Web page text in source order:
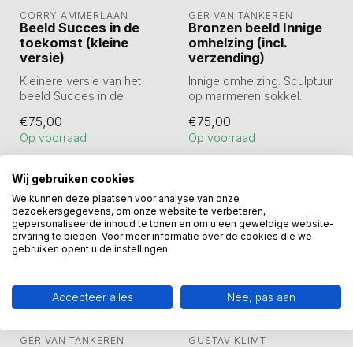
CORRY AMMERLAAN
Beeld Succes in de
toekomst (kleine
versie)
Kleinere versie van het
beeld Succes in de
De eerste stappen zijn ge...
€75,00
Op voorraad
GER VAN TANKEREN
Bronzen beeld Innige
omhelzing (incl.
verzending)
Innige omhelzing. Sculptuur
op marmeren sokkel.
li...
€75,00
Op voorraad
GER VAN TANKEREN GUSTAV KLIMT
Wij gebruiken cookies
We kunnen deze plaatsen voor analyse van onze
bezoekersgegevens, om onze website te verbeteren,
gepersonaliseerde inhoud te tonen en om u een geweldige website-
ervaring te bieden. Voor meer informatie over de cookies die we
gebruiken opent u de instellingen.
Accepteer alles Nee, pas aan